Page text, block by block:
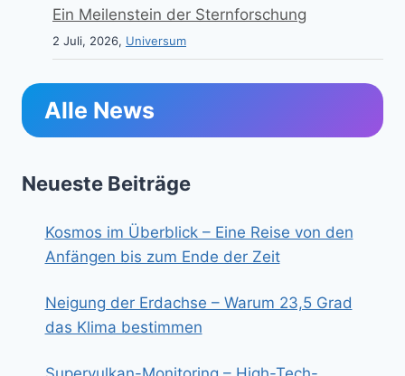
Ein Meilenstein der Sternforschung
2 Juli, 2026, Universum
Alle News
Neueste Beiträge
Kosmos im Überblick – Eine Reise von den
Anfängen bis zum Ende der Zeit
Neigung der Erdachse – Warum 23,5 Grad
das Klima bestimmen